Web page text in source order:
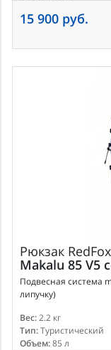
15 900 руб.
Рюкзак RedFox
Makalu 85 V5
Подвесная система
липучку)
Вес:2.2 кг
Тип:Туристический
Объем:85 л